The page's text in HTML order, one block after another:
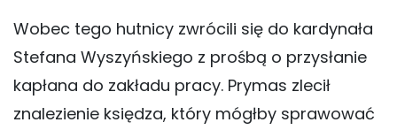
Wobec tego hutnicy zwrócili się do kardynała
Stefana Wyszyńskiego z prośbą o przysłanie
kapłana do zakładu pracy. Prymas zlecił
znalezienie księdza, który mógłby sprawować